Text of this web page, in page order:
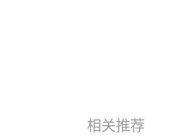
相关推荐